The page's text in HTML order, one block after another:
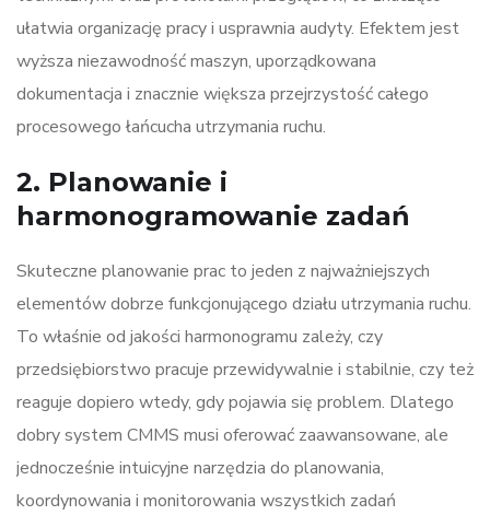
ułatwia organizację pracy i usprawnia audyty. Efektem jest
wyższa niezawodność maszyn, uporządkowana
dokumentacja i znacznie większa przejrzystość całego
procesowego łańcucha utrzymania ruchu.
2. Planowanie i
harmonogramowanie zadań
Skuteczne planowanie prac to jeden z najważniejszych
elementów dobrze funkcjonującego działu utrzymania ruchu.
To właśnie od jakości harmonogramu zależy, czy
przedsiębiorstwo pracuje przewidywalnie i stabilnie, czy też
reaguje dopiero wtedy, gdy pojawia się problem. Dlatego
dobry system CMMS musi oferować zaawansowane, ale
jednocześnie intuicyjne narzędzia do planowania,
koordynowania i monitorowania wszystkich zadań